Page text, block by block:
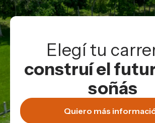
Elegí tu
construí el
soñás
Quiero más